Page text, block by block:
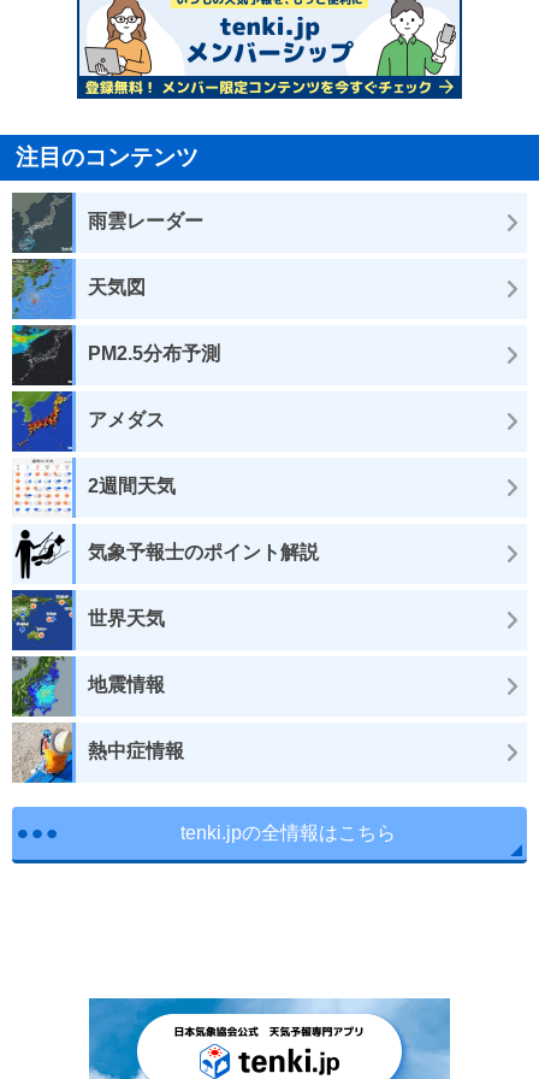
注目のコンテンツ
雨雲レーダー
天気図
PM2.5分布予測
アメダス
2週間天気
気象予報士のポイント解説
世界天気
地震情報
熱中症情報
tenki.jpの全情報はこちら